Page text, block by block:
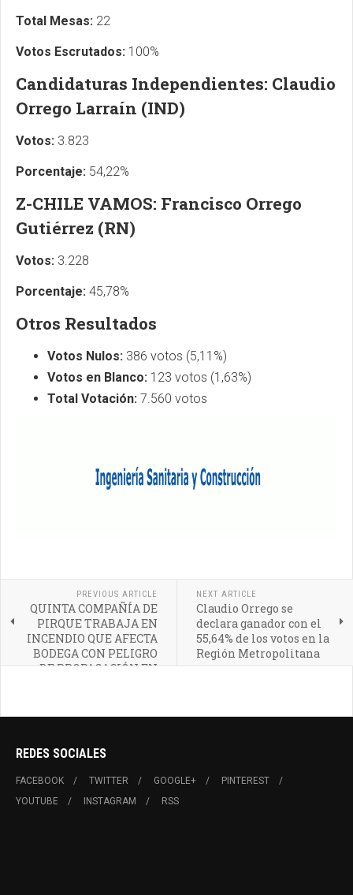
Total Mesas: 22
Votos Escrutados: 100%
Candidaturas Independientes: Claudio
Orrego Larraín (IND)
Votos: 3.823
Porcentaje: 54,22%
Z-CHILE VAMOS: Francisco Orrego
Gutiérrez (RN)
Votos: 3.228
Porcentaje: 45,78%
Otros Resultados
Votos Nulos: 386 votos (5,11%)
Votos en Blanco: 123 votos (1,63%)
Total Votación: 7.560 votos
PREVIOUS ARTICLE
QUINTA COMPAÑÍA DE
PIRQUE TRABAJA EN
INCENDIO QUE AFECTA
BODEGA CON PELIGRO
DE PROPAGACIÓN EN
NEXT ARTICLE
Claudio Orrego se
declara ganador con el
55,64% de los votos en la
Región Metropolitana
REDES SOCIALES
FACEBOOK TWITTER GOOGLE+
PINTEREST
YOUTUBE
INSTAGRAM RSS